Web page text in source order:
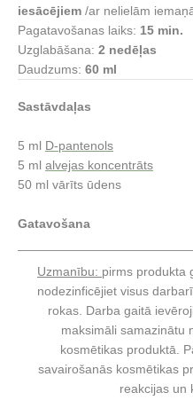
iesācējiem /ar nelielām
Pagatavošanas laiks: 15 min.
Uzglabāšana: 2 nedēļas
Daudzums: 60 ml
Sastāvdaļas
5 ml D-pantenols
5 ml alvejas koncentrāts
50 ml vārīts ūdens
Gatavošana
Uzmanību: pirms produkta
nodezinficējiet visus
rokas. Darba gaitā
maksimāli samazinātu
kosmētikas produktā.
savairošanās kosmētikas
reakcijas un